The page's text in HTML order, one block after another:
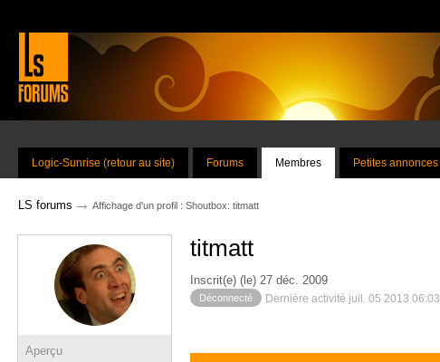
Logic-Sunrise (retour au site) Forums Membres Petites annonces
LS forums → Affichage d'un profil : Shoutbox: titmatt
Aperçu
titmatt
Inscrit(e) (le) 27 déc. 2009
Déconnecté Dernière activité juil. 05 2013 06:03